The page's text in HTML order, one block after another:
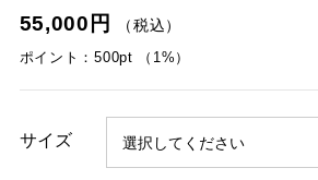
55,000円
（税込）
ポイント：500pt （1%）
サイズ